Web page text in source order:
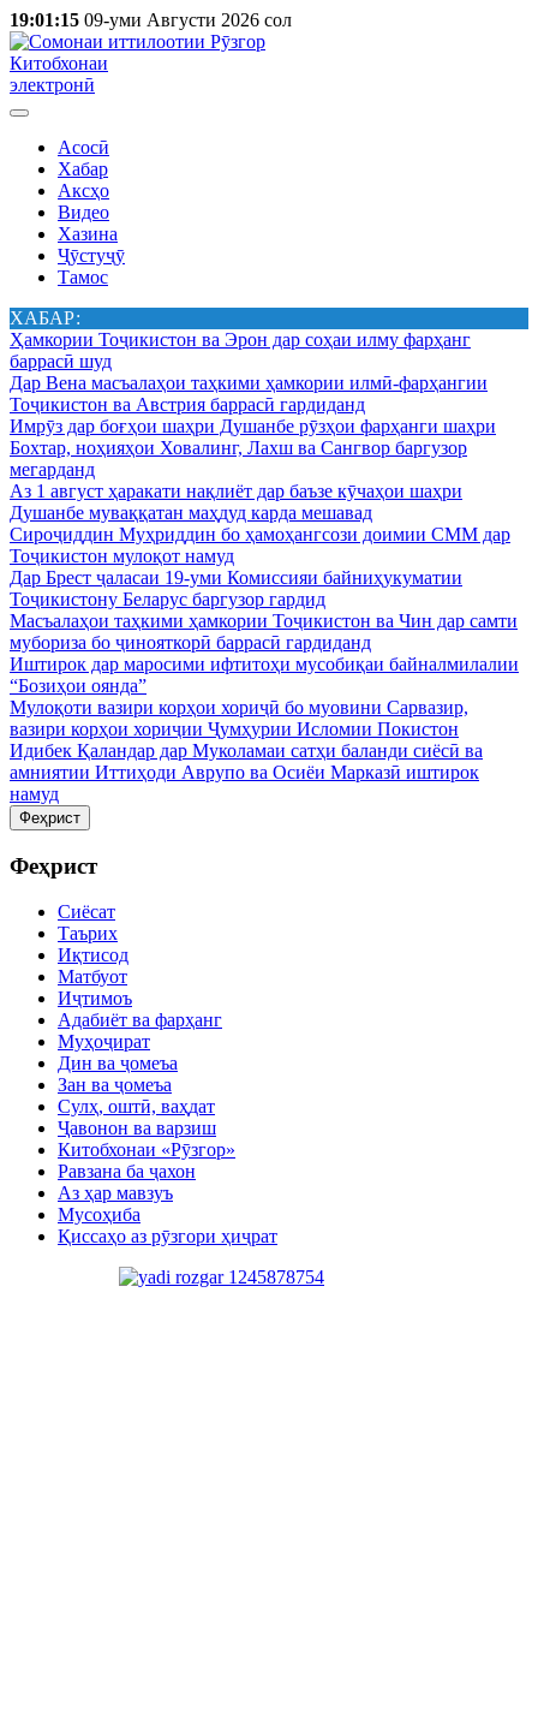
19:01:15 09-уми Августи 2026 сол
Китобхонаи
электронӣ
Асосӣ
Хабар
Аксҳо
Видео
Хазина
Ҷӯстуҷӯ
Тамос
ХАБАР:
Ҳамкории Тоҷикистон ва Эрон дар соҳаи илму фарҳанг
баррасӣ шуд
Дар Вена масъалаҳои таҳкими ҳамкории илмӣ-фарҳангии
Тоҷикистон ва Австрия баррасӣ гардиданд
Имрӯз дар боғҳои шаҳри Душанбе рӯзҳои фарҳанги шаҳри
Бохтар, ноҳияҳои Ховалинг, Лахш ва Сангвор баргузор
мегарданд
Аз 1 август ҳаракати нақлиёт дар баъзе кӯчаҳои шаҳри
Душанбе муваққатан маҳдуд карда мешавад
Сироҷиддин Муҳриддин бо ҳамоҳангсози доимии СММ дар
Тоҷикистон мулоқот намуд
Дар Брест ҷаласаи 19-уми Комиссияи байниҳукуматии
Тоҷикистону Беларус баргузор гардид
Масъалаҳои таҳкими ҳамкории Тоҷикистон ва Чин дар самти
мубориза бо ҷинояткорӣ баррасӣ гардиданд
Иштирок дар маросими ифтитоҳи мусобиқаи байналмилалии
“Бозиҳои оянда”
Мулоқоти вазири корҳои хориҷӣ бо муовини Сарвазир,
вазири корҳои хориҷии Ҷумҳурии Исломии Покистон
Идибек Қаландар дар Муколамаи сатҳи баланди сиёсӣ ва
амниятии Иттиҳоди Аврупо ва Осиёи Марказӣ иштирок
намуд
Феҳрист
Феҳрист
Сиёсат
Таърих
Иқтисод
Матбуот
Иҷтимоъ
Адабиёт ва фарҳанг
Муҳоҷират
Дин ва ҷомеъа
Зан ва ҷомеъа
Сулҳ, оштӣ, ваҳдат
Ҷавонон ва варзиш
Китобхонаи «Рӯзгор»
Равзана ба ҷахон
Аз ҳар мавзуъ
Мусоҳиба
Қиссаҳо аз рӯзгори ҳиҷрат